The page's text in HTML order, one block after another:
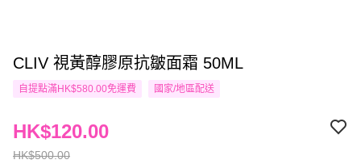
CLIV 視黃醇膠原抗皺面霜 50ML
自提點滿HK$580.00免運費 國家/地區配送
HK$500.00
HK$120.00